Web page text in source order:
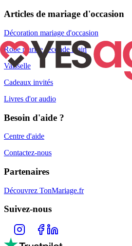
Articles de mariage d'occasion
Décoration mariage d'occasion
Robe mariée seconde main
Vaisselle
Cadeaux invités
Livres d'or audio
Besoin d'aide ?
Centre d'aide
Contactez-nous
Partenaires
Découvrez TonMariage.fr
Suivez-nous